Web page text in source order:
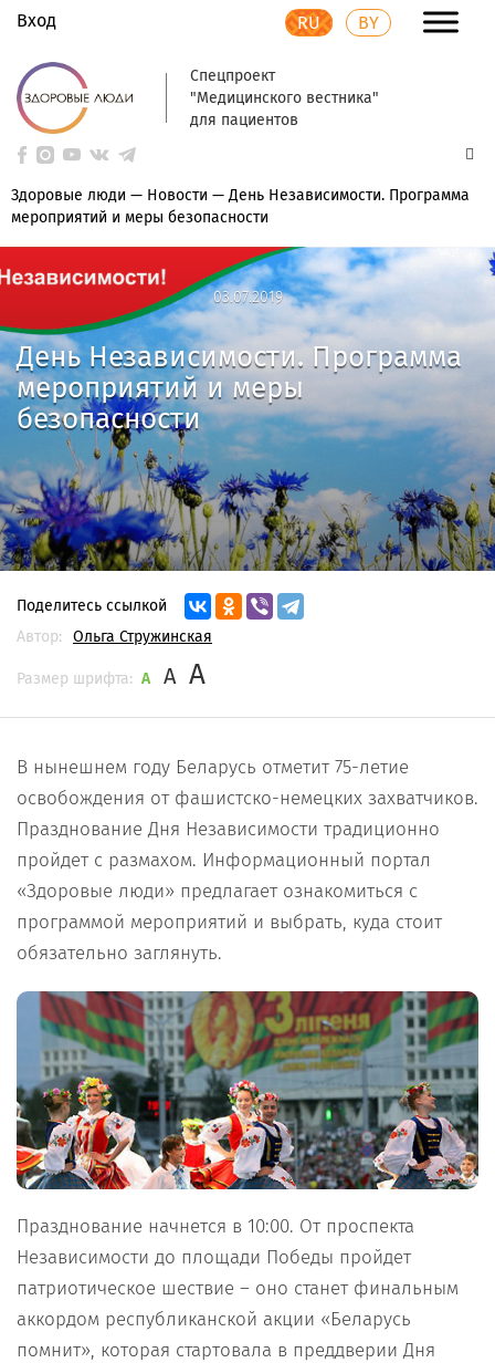
Вход RU BY
Спецпроект
"Медицинского вестника"
для пациентов
Здоровые люди — Новости —День Независимости. Программа
мероприятий и меры безопасности
03.07.2019
03.07.2019
День Независимости. Программа
мероприятий и меры
безопасности
Поделитесь ссылкой
Автор:
Ольга Стружинская
Размер шрифта: A A A
В нынешнем году Беларусь отметит 75-летие
освобождения от фашистско-немецких захватчиков.
Празднование Дня Независимости традиционно
пройдет с размахом. Информационный портал
«Здоровые люди» предлагает ознакомиться с
программой мероприятий и выбрать, куда стоит
обязательно заглянуть.
Празднование начнется в 10:00. От проспекта
Независимости до площади Победы пройдет
патриотическое шествие – оно станет финальным
аккордом республиканской акции «Беларусь
помнит», которая стартовала в преддверии Дня